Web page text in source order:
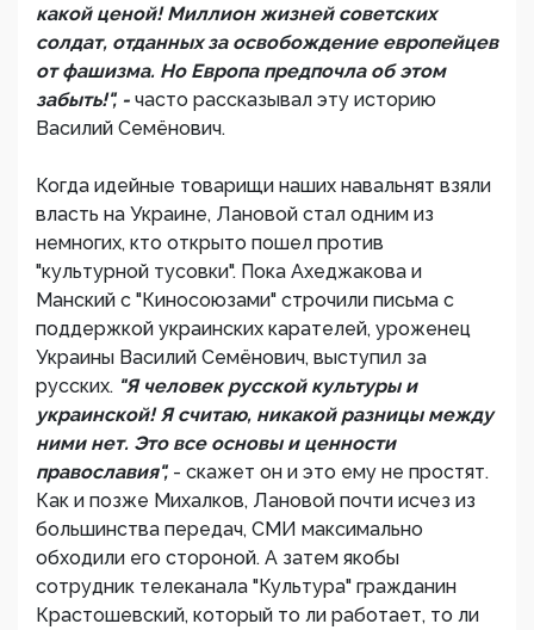
какой ценой! Миллион жизней советских
солдат, отданных за освобождение европейцев
от фашизма. Но Европа предпочла об этом
забыть!", - часто рассказывал эту историю
Василий Семёнович.
Когда идейные товарищи наших навальнят взяли
власть на Украине, Лановой стал одним из
немногих, кто открыто пошел против
"культурной тусовки". Пока Ахеджакова и
Манский с "Киносоюзами" строчили письма с
поддержкой украинских карателей, уроженец
Украины Василий Семёнович, выступил за
русских. "Я человек русской культуры и
украинской! Я считаю, никакой разницы между
ними нет. Это все основы и ценности
православия", - скажет он и это ему не простят.
Как и позже Михалков, Лановой почти исчез из
большинства передач, СМИ максимально
обходили его стороной. А затем якобы
сотрудник телеканала "Культура" гражданин
Крастошевский, который то ли работает, то ли